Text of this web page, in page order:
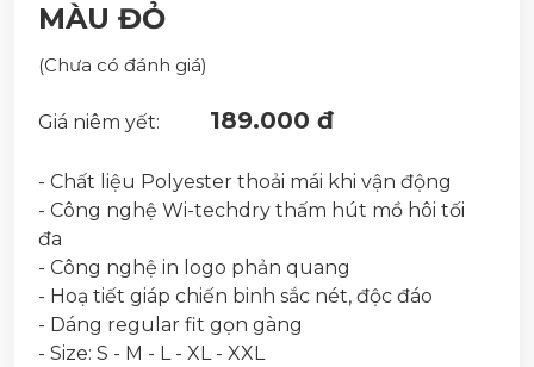
MÀU ĐỎ
(Chưa có đánh giá)
Giá niêm yết: 189.000 đ
- Chất liệu Polyester thoải mái khi vận động
- Công nghệ Wi-techdry thấm hút mồ hôi tối
đa
- Công nghệ in logo phản quang
- Hoạ tiết giáp chiến binh sắc nét, độc đáo
- Dáng regular fit gọn gàng
- Size: S - M - L - XL - XXL